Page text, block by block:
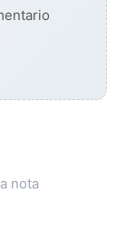
nota